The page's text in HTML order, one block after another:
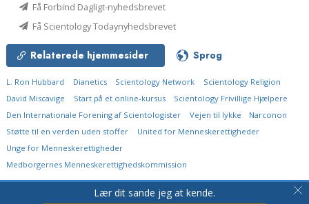
Lær dit sande jeg at kende.
Få Forbind Dagligt-nyhedsbrevet
Få Scientology Todaynyhedsbrevet
Relaterede hjemmesider Sprog
L. Ron Hubbard Dianetics Scientology Network
Scientology Religion
David Miscavige
Start på et online-kursus
Scientology Frivillige Hjælpere
Den Internationale Forening af Scientologister
Vejen til lykke
Narconon
Støtte til en verden uden stoffer
United for Menneskerettigheder
Unge for Menneskerettigheder
Medborgernes Menneskerettigheds­kommission
Church of Scientology International.
Alle rettigheder forbeholdt.
Cookie Policy •Vilkår for brug•Juridisk meddelelse